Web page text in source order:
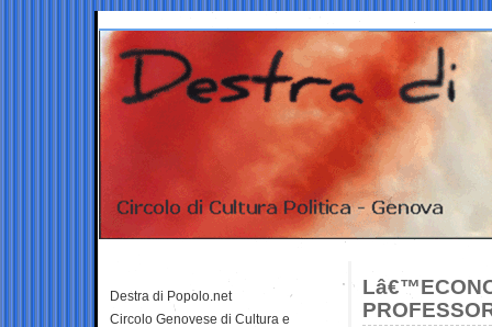
Destra di Popolo.net
Circolo Genovese di Cultura e